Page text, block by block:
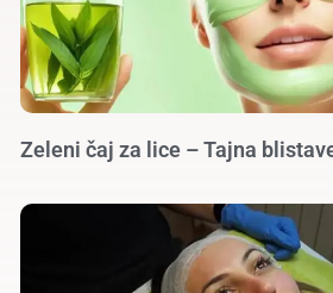
Zeleni čaj za lice – Tajna